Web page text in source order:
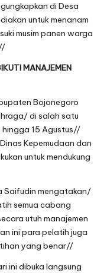
di Desa
untuk menanam
musim panen warga
MANAJEMEN
Bojonegoro
di salah satu
15 Agustus//
Kepemudaan dan
untuk mendukung
Saifudin mengatakan/
semua cabang
utuh manajemen
ini para pelatih juga
yang benar//
ini dibuka langsung